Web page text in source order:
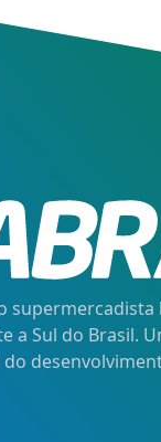
supermercadista
a Sul do Brasil.